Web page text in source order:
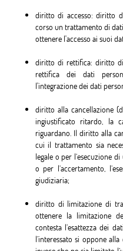
diritto di accesso: diritto
corso un trattamento di
ottenere l'accesso ai suoi
diritto di rettifica: diritto
rettifica dei dati
l'integrazione dei dati
diritto alla cancellazione
ingiustificato ritardo, la
riguardano. Il diritto alla
cui il trattamento sia
legale o per l’esecuzione
o per l’accertamento,
giudiziaria;
diritto di limitazione di
ottenere la limitazione
contesta l’esattezza dei
l’interessato si oppone